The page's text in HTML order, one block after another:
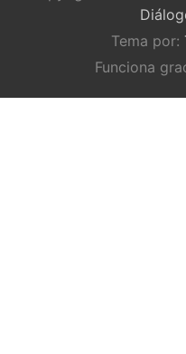
Tema por:
Funciona